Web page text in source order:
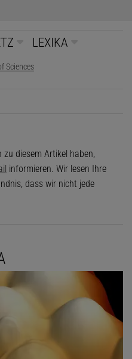
LEXIKA
Sciences
zu diesem Artikel haben,
informieren. Wir lesen Ihre
dass wir nicht jede